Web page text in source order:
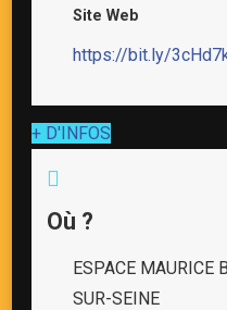
Site Web
https://bit.ly/
+ D'INFOS
Où ?
ESPACE MAURICE
SUR-SEINE